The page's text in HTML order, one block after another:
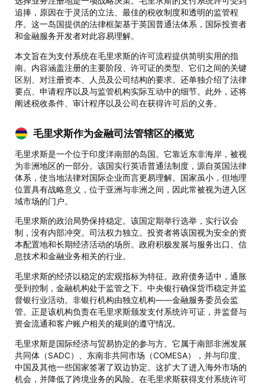
追捧，原因在于灵活的立法、最佳的税收制度和透明的监管程
序。这一岛国提供的法律框架基于英国普通法体系，国际投资者
和金融服务开发者对此容易理解。
本文旨在为支付系统在毛里求斯的许可流程提供简明实用的指
南。内容涵盖注册的主要阶段、许可证的类型、它们之间的关键
区别、对注册资本、人员及公司结构的要求。还单独介绍了法律
要点、申请程序以及与监管机构实际互动中的细节。此外，还将
阐述税收条件、审计程序以及公司在获得许可后的义务。
毛里求斯作为金融司法管辖区的概览
毛里求斯是一个位于印度洋南部的岛国。它靠近东非海岸，被视
为非洲地区的一部分。该国实行英语普通法制度，源自英国法律
体系，使当地法律对国际企业而言更易理解。国家虽小，但地理
位置具有战略意义，位于亚洲与非洲之间，因此常被视为进入区
域市场的门户。
毛里求斯的政治局势保持稳定。该国定期举行选举，实行议会
制，没有内部冲突。司法权力独立。投资者将该国视为安全的资
本配置地和长期经济活动的场所。政府积极发展与服务出口、信
息技术和金融业务相关的行业。
毛里求斯的经济以稳定的宏观指标为特征。政府债务适中，通胀
受到控制，金融机构处于监管之下。中央银行确保货币稳定并监
督银行业活动。非银行机构由独立机构——金融服务委员会监
管。正是该机构负责在毛里求斯颁发支付系统许可证，并监督与
资金流通和客户账户相关的规则的遵守情况。
毛里求斯是国际经济与贸易协定的参与方。它属于南部非洲发展
共同体（SADC）、东南非共同市场（COMESA），并与印度、
中国及其他一些国家签署了双边协定。这扩大了进入海外市场的
机会，并降低了跨境业务的风险。在毛里求斯获得支付系统许可